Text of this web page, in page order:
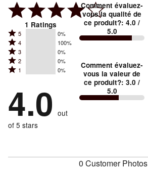
1 Ratings
Rated
5
stars
by
reviewers
5 0%
Rated
4
stars
by
of
reviewers
4 100%
Rated
3
stars
0%
of
reviewers
3 0%
Rated
2
by
0%
reviewers
2 0%
Rated
stars
by
0%
of
1 0%
4.0 out
of 5 stars
Comment évaluez-
vous la qualité de
ce produit?:4.0 /
5.0
Comment évaluez-
vous la valeur de
ce produit?:3.0 /
5.0
0 Customer Photos